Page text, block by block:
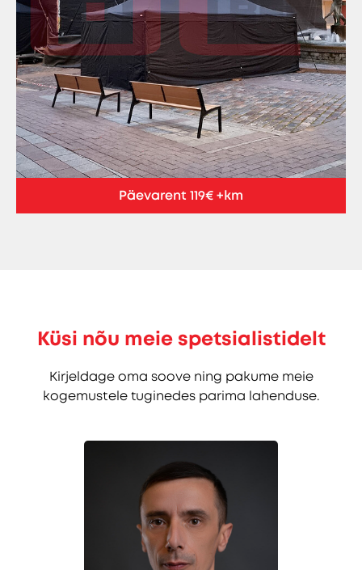
Päevarent 119€ +km
Küsi nõu meie spetsialistidelt
Kirjeldage oma soove ning pakume meie
kogemustele tuginedes parima lahenduse.